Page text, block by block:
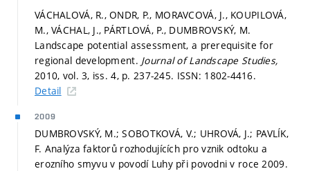
VÁCHALOVÁ, R., ONDR, P., MORAVCOVÁ, J., KOUPILOVÁ,
M., VÁCHAL, J., PÁRTLOVÁ, P., DUMBROVSKÝ, M.
Landscape potential assessment, a prerequisite for
regional development. Journal of Landscape Studies,
2010, vol. 3, iss. 4, p. 237-245. ISSN: 1802-4416.
Detail
2009
DUMBROVSKÝ, M.; SOBOTKOVÁ, V.; UHROVÁ, J.; PAVLÍK,
F. Analýza faktorů rozhodujících pro vznik odtoku a
erozního smyvu v povodí Luhy při povodni v roce 2009.